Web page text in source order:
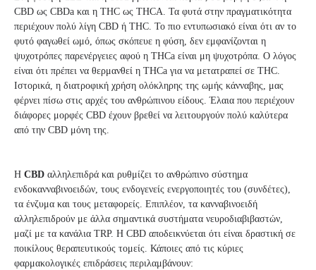
CBD ως CBDa και η THC ως THCA. Τα φυτά στην πραγματικότητα
περιέχουν πολύ λίγη CBD ή THC. Το πιο εντυπωσιακό είναι ότι αν το
φυτό φαγωθεί ωμό, όπως σκόπευε η φύση, δεν εμφανίζονται η
ψυχοτρόπες παρενέργειες αφού η THCa είναι μη ψυχοτρόπα. Ο λόγος
είναι ότι πρέπει να θερμανθεί η THCa για να μετατραπεί σε THC.
Ιστορικά, η διατροφική χρήση ολόκληρης της ωμής κάνναβης, μας
φέρνει πίσω στις αρχές του ανθρώπινου είδους. Έλαια που περιέχουν
διάφορες μορφές CBD έχουν βρεθεί να λειτουργούν πολύ καλύτερα
από την CBD μόνη της.
Η CBD αλληλεπιδρά και ρυθμίζει το ανθρώπινο σύστημα
ενδοκανναβινοειδών, τους ενδογενείς ενεργοποιητές του (συνδέτες),
τα ένζυμα και τους μεταφορείς. Επιπλέον, τα κανναβινοειδή
αλληλεπιδρούν με άλλα σημαντικά συστήματα νευροδιαβιβαστών,
μαζί με τα κανάλια TRP. Η CBD αποδεικνύεται ότι είναι δραστική σε
ποικίλους θεραπευτικούς τομείς. Κάποιες από τις κύριες
φαρμακολογικές επιδράσεις περιλαμβάνουν: